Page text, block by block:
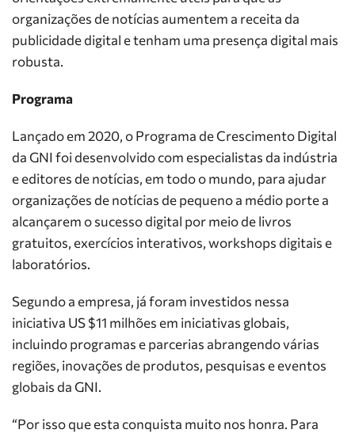
organizações de notícias aumentem a receita da
publicidade digital e tenham uma presença digital mais
robusta.
Programa
Lançado em 2020, o Programa de Crescimento Digital
da GNI foi desenvolvido com especialistas da indústria
e editores de notícias, em todo o mundo, para ajudar
organizações de notícias de pequeno a médio porte a
alcançarem o sucesso digital por meio de livros
gratuitos, exercícios interativos, workshops digitais e
laboratórios.
Segundo a empresa, já foram investidos nessa
iniciativa US $11 milhões em iniciativas globais,
incluindo programas e parcerias abrangendo várias
regiões, inovações de produtos, pesquisas e eventos
globais da GNI.
“Por isso que esta conquista muito nos honra. Para